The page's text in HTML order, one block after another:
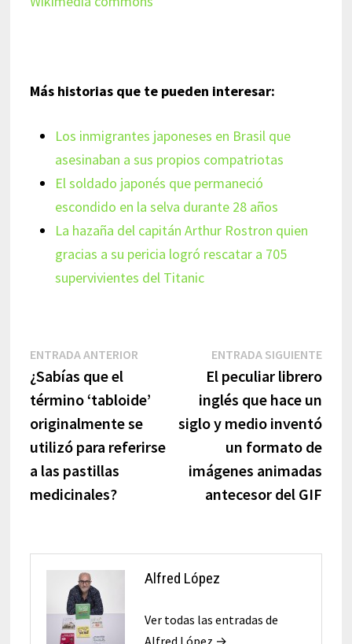
Más historias que te pueden interesar:
Los inmigrantes japoneses en Brasil que
asesinaban a sus propios compatriotas
El soldado japonés que permaneció
escondido en la selva durante 28 años
La hazaña del capitán Arthur Rostron quien
gracias a su pericia logró rescatar a 705
supervivientes del Titanic
Navegación
de
entradas
ENTRADA ANTERIOREntrada
¿Sabías que el
término ‘tabloide’
originalmente se
utilizó para referirse
a las pastillas
medicinales?
ENTRADA SIGUIENTE
El peculiar librero
inglés que hace un
siglo y medio inventó
un formato de
imágenes animadas
antecesor del GIF
Alfred López
Ver todas las entradas de